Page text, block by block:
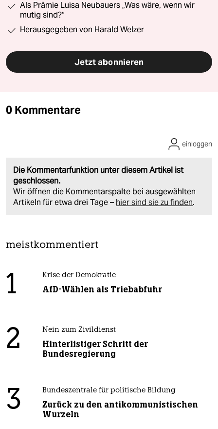
Als Prämie Luisa Neubauers „Was wäre, wenn wir
mutig sind?“
Herausgegeben von Harald Welzer
Jetzt abonnieren
0 Kommentare
Die Kommentarfunktion unter diesem Artikel ist
geschlossen.
Wir öffnen die Kommentarspalte bei ausgewählten
Artikeln für etwa drei Tage – hier sind sie zu finden.
einloggen
meistkommentiert
1 Krise der Demokratie
AfD-Wählen als Triebabfuhr
2 Nein zum Zivildienst
Hinterlistiger Schritt der
Bundesregierung
3 Bundeszentrale für politische Bildung
Zurück zu den antikommunistischen
Wurzeln